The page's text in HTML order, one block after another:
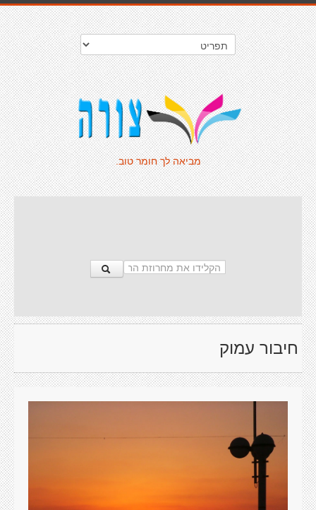
מביאה לך חומר טוב.
חיבור עמוק